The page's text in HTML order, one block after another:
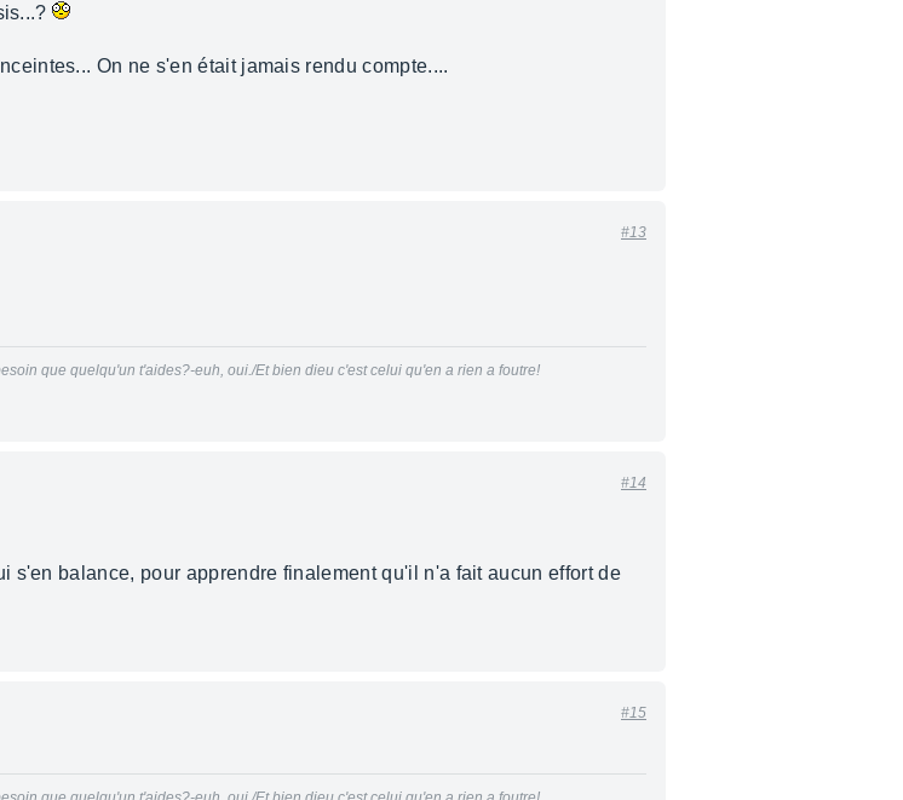
On ne s'en était jamais rendu compte....
#13
que quelqu'un t'aides?-euh, oui./Et bien dieu c'est celui qu'en a rien a foutre!
#14
s'en balance, pour apprendre finalement qu'il n'a fait aucun effort de
#15